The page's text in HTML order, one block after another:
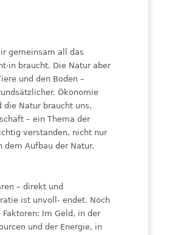
gemeinsam all das
braucht. Die Natur aber
und den Boden –
Ökonomie
Natur braucht uns,
– ein Thema der
verstanden, nicht nur
dem Aufbau der Natur.
– direkt und
ist unvoll- endet. Noch
Im Geld, in der
und der Energie, in